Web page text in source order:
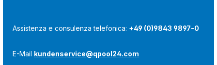
Assistenza e consulenza telefonica: +49 (0)9843 9897-0
E-Mail kundenservice@qpool24.com